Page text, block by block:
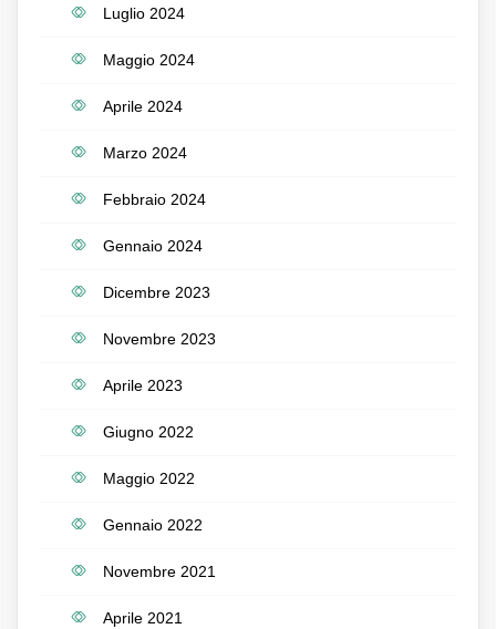
Luglio 2024
Maggio 2024
Aprile 2024
Marzo 2024
Febbraio 2024
Gennaio 2024
Dicembre 2023
Novembre 2023
Aprile 2023
Giugno 2022
Maggio 2022
Gennaio 2022
Novembre 2021
Aprile 2021